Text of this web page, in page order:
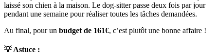
laissé son chien à la maison. Le dog-sitter passe deux fois par jour
pendant une semaine pour réaliser toutes les tâches demandées.
Au final, pour un budget de 161€, c’est plutôt une bonne affaire !
💡 Astuce :